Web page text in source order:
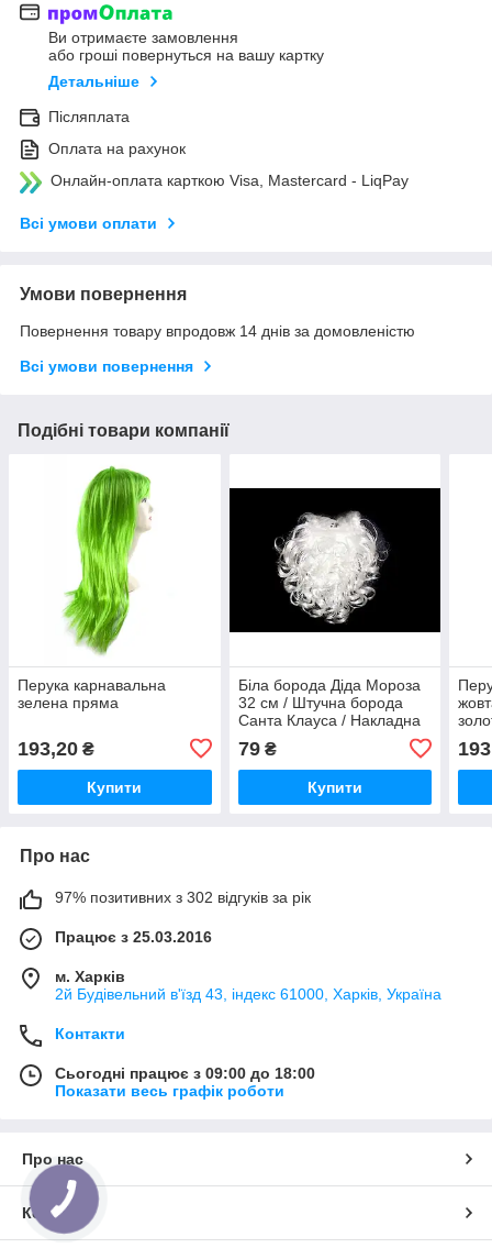
Ви отримаєте замовлення
або гроші повернуться на вашу картку
Детальніше
Післяплата
Оплата на рахунок
Онлайн-оплата карткою Visa, Mastercard - LiqPay
Всі умови оплати
Умови повернення
Повернення товару впродовж 14 днів за домовленістю
Всі умови повернення
Подібні товари компанії
Перука карнавальна
зелена пряма
193,20 ₴
Купити
Біла борода Діда Мороза
32 см / Штучна борода
Санта Клауса / Накладна
борода Святого Миколая
79₴
Купити
Про нас
97% позитивних з 302 відгуків за рік
Працює з 25.03.2016
м. Харків
2й Будівельний в'їзд 43, індекс 61000, Харків, Україна
Контакти
Сьогодні працює з 09:00 до 18:00
Показати весь графік роботи
Про нас
Контакти